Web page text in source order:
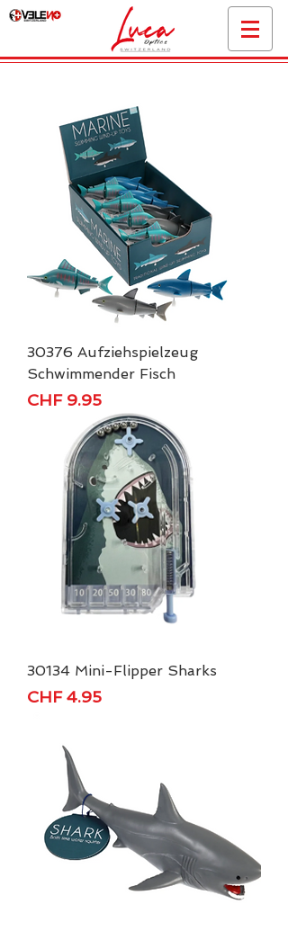
30376 Aufziehspielzeug
Schwimmender Fisch
Price
CHF 9.95
30134 Mini-Flipper Sharks
Price
CHF 4.95